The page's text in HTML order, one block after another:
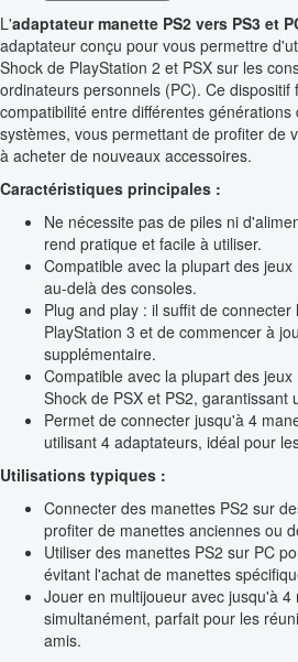
L'adaptateur manette PS2 vers PS3 et
adaptateur conçu pour vous permettre
Shock de PlayStation 2 et PSX sur les
ordinateurs personnels (PC). Ce dispositif
compatibilité entre différentes
systèmes, vous permettant de profiter de
à acheter de nouveaux accessoires.
Caractéristiques principales :
Ne nécessite pas de piles ni
rend pratique et facile à utiliser.
Compatible avec la plupart des
au-delà des consoles.
Plug and play : il suffit de
PlayStation 3 et de commencer à
supplémentaire.
Compatible avec la plupart des
Shock de PSX et PS2, garantissant
Permet de connecter jusqu'à 4
utilisant 4 adaptateurs, idéal pour
Utilisations typiques :
Connecter des manettes PS2 sur
profiter de manettes anciennes ou
Utiliser des manettes PS2 sur PC
évitant l'achat de manettes
Jouer en multijoueur avec jusqu'à
simultanément, parfait pour les
amis.